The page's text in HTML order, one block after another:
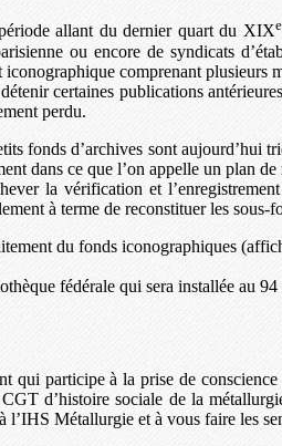
allant du dernier quart du XIXe
ou encore de syndicats
comprenant
certaines publications
perdu.
fonds d’archives sont aujourd’hui
dans ce que l’on appelle un plan
la vérification et
à terme de reconstituer les
du fonds iconographiques
fédérale qui sera installée au
qui participe à la prise de
d’histoire sociale de la
l’IHS Métallurgie et à vous faire les